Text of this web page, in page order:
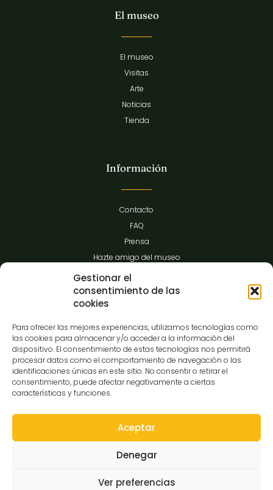
Gestionar el
consentimiento de las
cookies
Para ofrecer las mejores experiencias, utilizamos tecnologías como
las cookies para almacenar y/o acceder a la información del
dispositivo. El consentimiento de estas tecnologías nos permitirá
procesar datos como el comportamiento de navegación o las
identificaciones únicas en este sitio. No consentir o retirar el
consentimiento, puede afectar negativamente a ciertas
características y funciones.
Aceptar
Denegar
Ver preferencias
El museo
El museo
Visitas
Arte
Noticias
Tienda
Información
Contacto
FAQ
Prensa
Hazte amigo del museo
Transparencia
C/Gibraltar,14
37008-Salamanca